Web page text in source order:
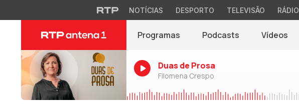
NOTÍCIAS DESPORTO TELEVISÃO RÁDIO
Programas Podcasts Vídeos
Duas de Prosa
Filomena Crespo